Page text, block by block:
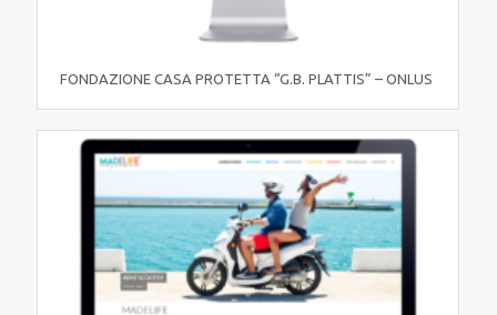
FONDAZIONE CASA PROTETTA “G.B. PLATTIS” – ONLUS